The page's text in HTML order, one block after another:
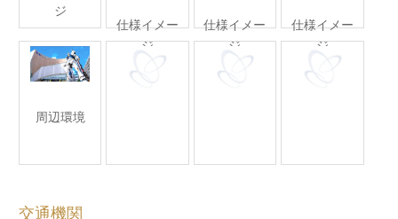
ジ
仕様イメー
ジ
仕様イメー
ジ
仕様イメー
ジ
周辺環境
交通機関